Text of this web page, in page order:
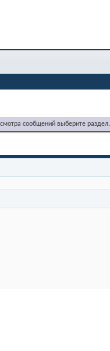
сообщений выберите раздел.